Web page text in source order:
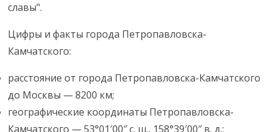
славы".
Цифры и факты города Петропавловска-
Камчатского:
расстояние от города Петропавловска-Камчатского
до Москвы — 8200 км;
географические координаты Петропавловска-
Камчатского — 53°01′00″ с. ш., 158°39′00″ в. д.;